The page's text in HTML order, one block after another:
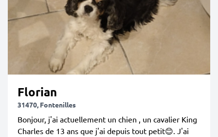
Florian
31470, Fontenilles
Bonjour, j'ai actuellement un chien , un cavalier King
Charles de 13 ans que j'ai depuis tout petit😊. J'ai